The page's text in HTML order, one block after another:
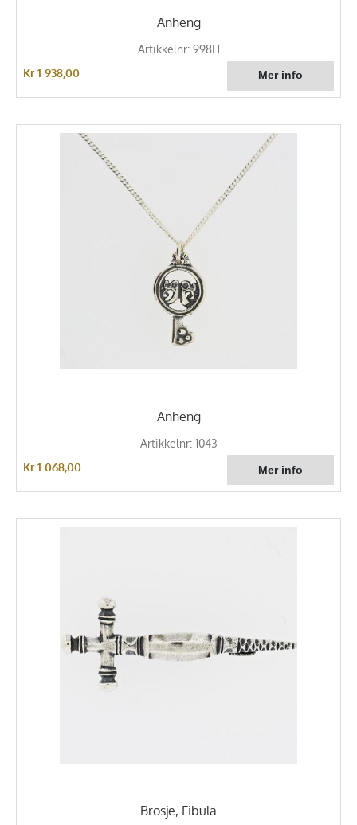
Anheng
Artikkelnr: 998H
Kr 1 938,00
Anheng
Artikkelnr: 1043
Kr 1 068,00
Brosje, Fibula